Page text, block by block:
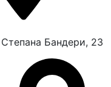
Бандери, 23